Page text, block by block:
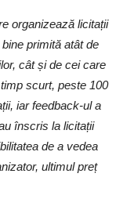
organizează licitații
primită atât de
cât și de cei care
scurt, peste 100
iar feedback-ul a
înscris la licitații
de a vedea
ultimul preț